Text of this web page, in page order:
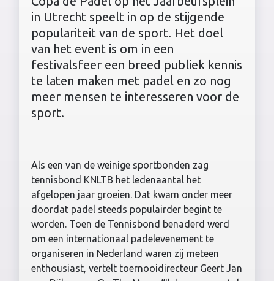
in Utrecht speelt in op de stijgende
populariteit van de sport. Het doel
van het event is om in een
festivalsfeer een breed publiek kennis
te laten maken met padel en zo nog
meer mensen te interesseren voor de
sport.
Als een van de weinige sportbonden zag
tennisbond KNLTB het ledenaantal het
afgelopen jaar groeien. Dat kwam onder meer
doordat padel steeds populairder begint te
worden. Toen de Tennisbond benaderd werd
om een internationaal padelevenement te
organiseren in Nederland waren zij meteen
enthousiast, vertelt toernooidirecteur Geert Jan